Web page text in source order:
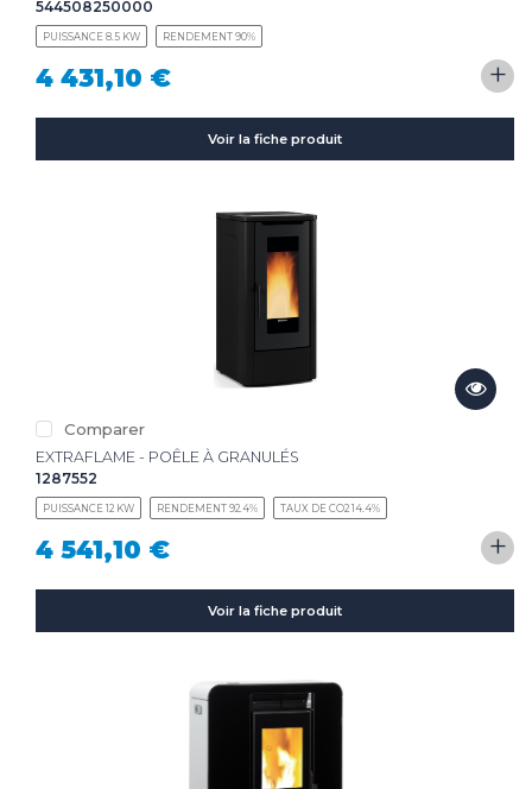
544508250000
PUISSANCE 8.5 KW RENDEMENT 90%
4 431,10 € +
Voir la fiche produit
Comparer
EXTRAFLAME - POÊLE À GRANULÉS
1287552
PUISSANCE 12 KW RENDEMENT 92.4% TAUX DE CO2 14.4%
4 541,10 € +
Voir la fiche produit